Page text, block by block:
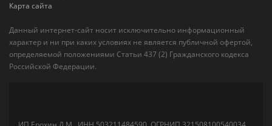
Карта сайта
Данный интернет-сайт носит исключительно информационный
характер и ни при каких условиях не является публичной офертой,
определяемой положениями Статьи 437 (2) Гражданского кодекса
Российской Федерации.